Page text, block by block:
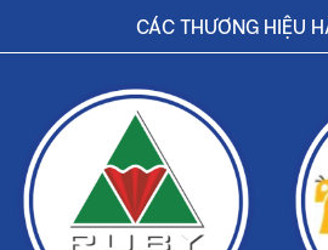
CÁC THƯƠNG HIỆU